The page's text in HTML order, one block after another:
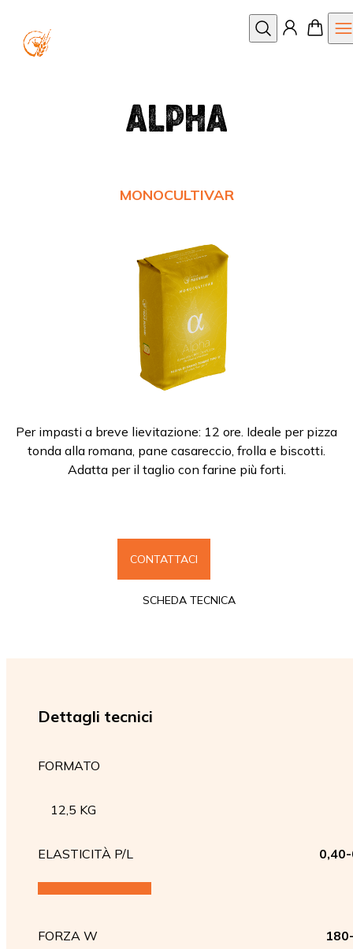
Cerca
ALPHA
MONOCULTIVAR
Per impasti a breve lievitazione: 12 ore. Ideale per pizza
tonda alla romana, pane casareccio, frolla e biscotti.
Adatta per il taglio con farine più forti.
CONTATTACI
SCHEDA TECNICA
Dettagli tecnici
FORMATO
12,5 KG
ELASTICITÀ P/L
FORZA W